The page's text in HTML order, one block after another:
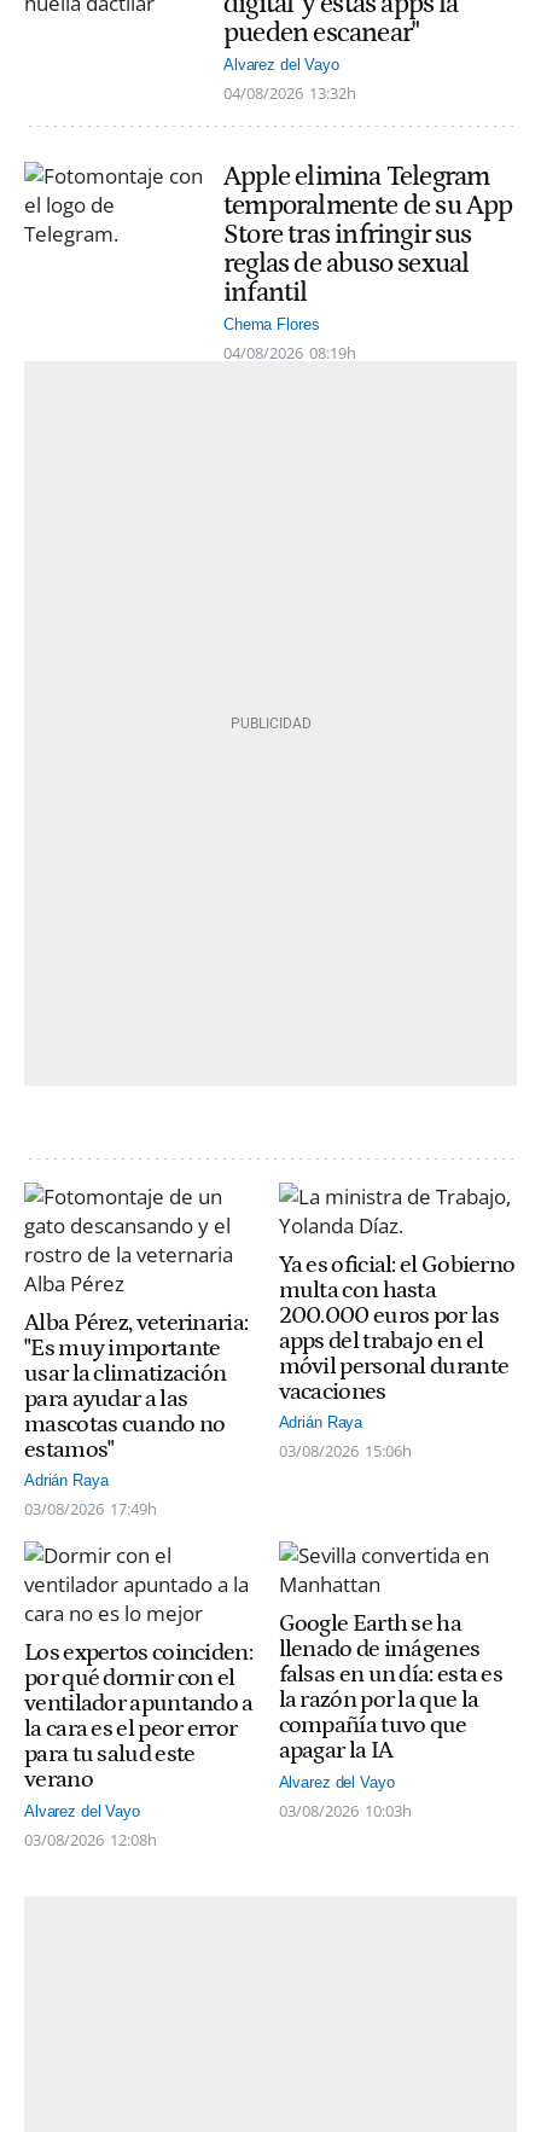
pueden escanear"
Alvarez del Vayo
04/08/2026 13:32h
Apple elimina Telegram
temporalmente de su App
Store tras infringir sus
reglas de abuso sexual
infantil
Chema Flores
04/08/2026 08:19h
Alba Pérez, veterinaria:
"Es muy importante
usar la climatización
para ayudar a las
mascotas cuando no
estamos"
Adrián Raya
03/08/2026 17:49h
Ya es oficial: el Gobierno
multa con hasta
200.000 euros por las
apps del trabajo en el
móvil personal durante
vacaciones
Adrián Raya
03/08/2026 15:06h
Los expertos coinciden:
por qué dormir con el
ventilador apuntando a
la cara es el peor error
para tu salud este
verano
Alvarez del Vayo
03/08/2026 12:08h
Google Earth se ha
llenado de imágenes
falsas en un día: esta es
la razón por la que la
compañía tuvo que
apagar la IA
Alvarez del Vayo
03/08/2026 10:03h